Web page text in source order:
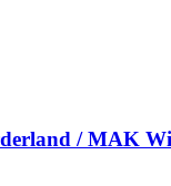
/ MAK